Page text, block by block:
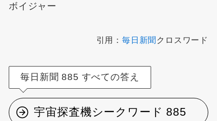
ボイジャー
引用：毎日新聞 クロスワード
毎日新聞 885 すべての答え
宇宙探査機シークワード 885